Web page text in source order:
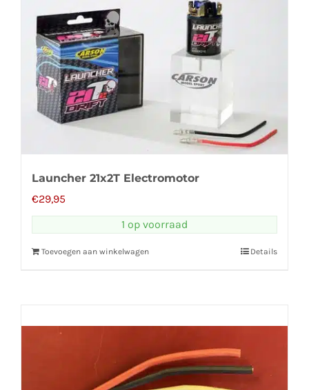
Launcher 21x2T Electromotor
€29,95
1 op voorraad
Toevoegen aan winkelwagen Details